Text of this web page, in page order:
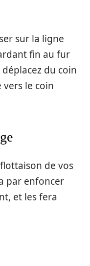
sur la ligne
fin au fur
du coin
le coin
de vos
par enfoncer
et les fera